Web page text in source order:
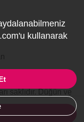
Sitesi.
kullanarak